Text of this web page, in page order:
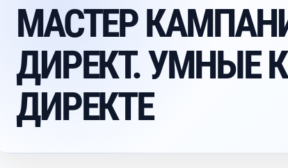
МАСТЕР
ДИРЕКТ.
ДИРЕКТЕ